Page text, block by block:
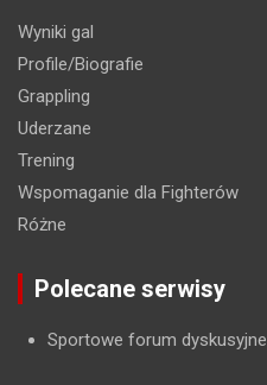
Wyniki gal
Profile/Biografie
Grappling
Uderzane
Trening
Wspomaganie dla Fighterów
Różne
Polecane serwisy
Sportowe forum dyskusyjne